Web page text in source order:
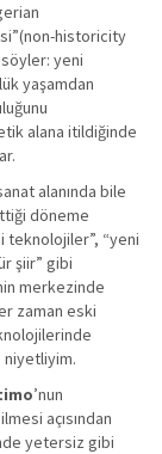
historicity
yeni
yaşamdan
alana itildiğinde
alanında bile
döneme
teknolojiler”, “yeni
şiir” gibi
merkezinde
zaman eski
niyetliyim.
’nun
açısından
yetersiz gibi